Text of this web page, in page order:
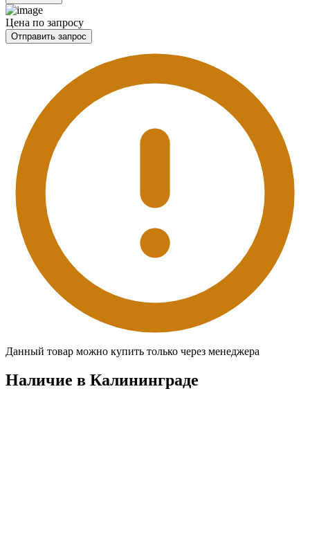
Цена по запросу
Отправить запрос
Данный товар можно купить только через менеджера
Наличие в Калининградe